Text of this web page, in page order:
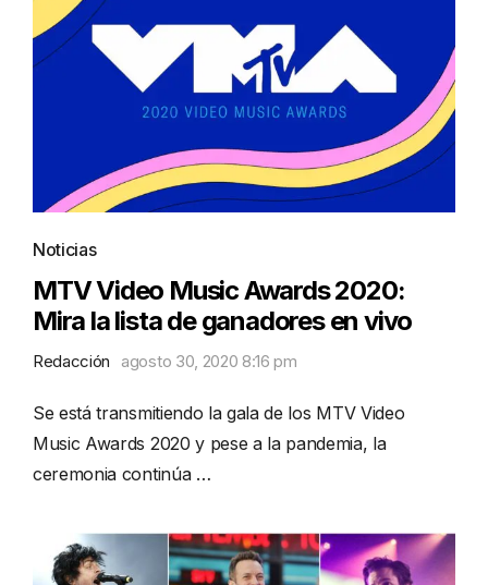
Noticias
MTV Video Music Awards 2020:
Mira la lista de ganadores en vivo
Redacción agosto 30, 2020 8:16 pm
Se está transmitiendo la gala de los MTV Video
Music Awards 2020 y pese a la pandemia, la
ceremonia continúa …